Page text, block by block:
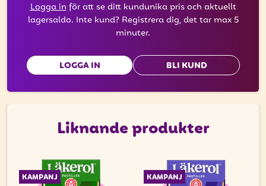
Logga inför att se ditt kundunika pris och aktuellt
lagersaldo. Inte kund? Registrera dig, det tar max 5
minuter.
LOGGA IN BLI KUND
Liknande produkter
KAMPANJ KAMPANJ